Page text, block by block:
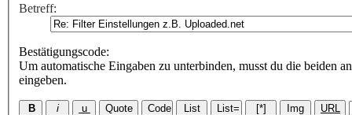
Betreff:
Bestätigungscode:
Um automatische Eingaben zu unterbinden, musst du die beiden
eingeben.